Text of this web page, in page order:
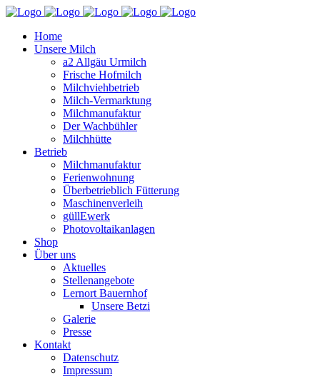
Home
Unsere Milch
a2 Allgäu Urmilch
Frische Hofmilch
Milchviehbetrieb
Milch-Vermarktung
Milchmanufaktur
Der Wachbühler
Milchhütte
Betrieb
Milchmanufaktur
Ferienwohnung
Überbetrieblich Fütterung
Maschinenverleih
güllEwerk
Photovoltaikanlagen
Shop
Über uns
Aktuelles
Stellenangebote
Lernort Bauernhof
Unsere Betzi
Galerie
Presse
Kontakt
Datenschutz
Impressum